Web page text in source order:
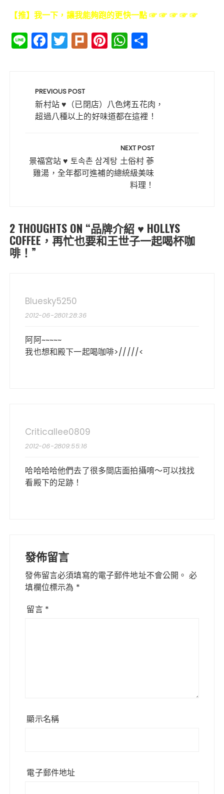
【推】我一下，讓我能夠跑的更快一點 ☞ ☞ ☞ ☞ ☞
Li
n
F
a
e
b
o
k
T
w
te
r
Pl
ur
Pi
n
st
W
h
A
p
PREVIOUS POST
新村站 ♥（已閉店）八色烤五花肉，
超過八種以上的好味道都在這裡！
NEXT POST
景福宮站 ♥ 토속촌 삼계탕 土俗村 蔘
雞湯，全年都可進補的總統級美味
料理！
2 THOUGHTS ON “品牌介紹 ♥ HOLLYS
COFFEE，再忙也要和王世子一起喝杯咖
啡！ ”
Bluesky5250
2012-06-2801:28:36
阿阿~~~~~
我也想和殿下一起喝咖啡>/////<
Criticallee0809
2012-06-2809:55:16
哈哈哈哈他們去了很多間店面拍攝唷～可以找找
看殿下的足跡！
發佈留言
發佈留言必須填寫的電子郵件地址不會公開。 必
填欄位標示為 *
留言 *
顯示名稱
電子郵件地址